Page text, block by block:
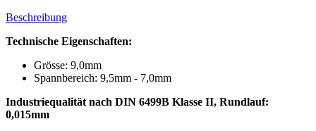
Beschreibung
Technische Eigenschaften:
Grösse: 9,0mm
Spannbereich: 9,5mm - 7,0mm
Industriequalität nach DIN 6499B Klasse II, Rundlauf:
0,015mm